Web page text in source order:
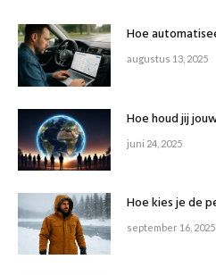
Hoe
augustus 13, 2025
Hoe houd jij
juni 24, 2025
Hoe kies je de
september 16, 2025